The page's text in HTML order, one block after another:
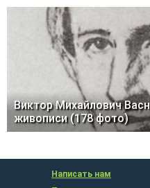
Виктор Михайлович
живописи (178 фото)
Написать нам